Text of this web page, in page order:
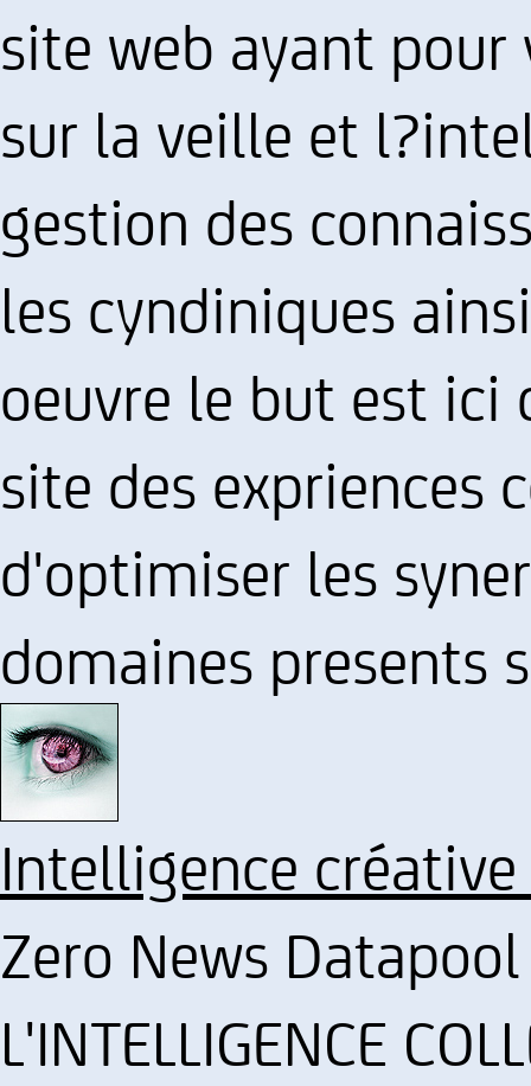
site web ayant
sur la veille et
gestion des
les cyndiniques
oeuvre le but est
site des expriences
d'optimiser les
domaines presents
Intelligence
Zero News
L'INTELLIGENCE